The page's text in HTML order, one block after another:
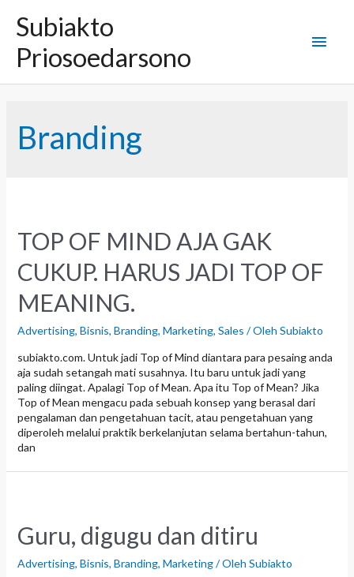
i
Subiakto
Priosoedarsono
M
m
Branding
TOP OF MIND AJA GAK
CUKUP. HARUS JADI TOP OF
MEANING.
Advertising, Bisnis, Branding, Marketing, Sales / Oleh Subiakto
subiakto.com. Untuk jadi Top of Mind diantara para pesaing anda
aja sudah setangah mati susahnya. Itu baru untuk jadi yang
paling diingat. Apalagi Top of Mean. Apa itu Top of Mean? Jika
Top of Mean mengacu pada sebuah konsep yang berasal dari
pengalaman dan pengetahuan tacit, atau pengetahuan yang
diperoleh melalui praktik berkelanjutan selama bertahun-tahun,
dan
Guru, digugu dan ditiru
Advertising, Bisnis, Branding, Marketing/ Oleh Subiakto